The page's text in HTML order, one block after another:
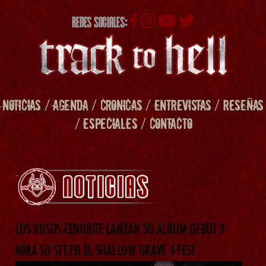
REDES SOCIALES:
NOTICIAS /AGENDA/ CRONICAS/ENTREVISTAS/RESEÑAS
/ESPECIALES/ CONTACTO
LOS RUSOS CENOBITE LANZAN SU ÁLBUM DEBUT Y
MÍRA SU SET EN EL SHALLOW GRAVE 4 FEST